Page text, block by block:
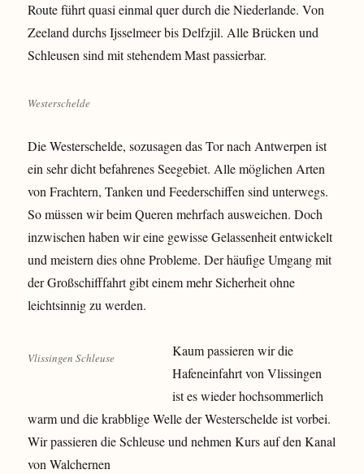
Route führt quasi einmal quer durch die Niederlande. Von
Zeeland durchs Ijsselmeer bis Delfzjil. Alle Brücken und
Schleusen sind mit stehendem Mast passierbar.
Westerschelde
Die Westerschelde, sozusagen das Tor nach Antwerpen ist
ein sehr dicht befahrenes Seegebiet. Alle möglichen Arten
von Frachtern, Tanken und Feederschiffen sind unterwegs.
So müssen wir beim Queren mehrfach ausweichen. Doch
inzwischen haben wir eine gewisse Gelassenheit entwickelt
und meistern dies ohne Probleme. Der häufige Umgang mit
der Großschifffahrt gibt einem mehr Sicherheit ohne
leichtsinnig zu werden.
Vlissingen Schleuse
Kaum passieren wir die
Hafeneinfahrt von Vlissingen
ist es wieder hochsommerlich
warm und die krabblige Welle der Westerschelde ist vorbei.
Wir passieren die Schleuse und nehmen Kurs auf den Kanal
von Walchernen